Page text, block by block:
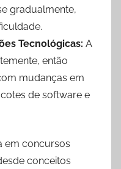
gradualmente,
Tecnológicas: A
então
mudanças em
de software e
em concursos
conceitos